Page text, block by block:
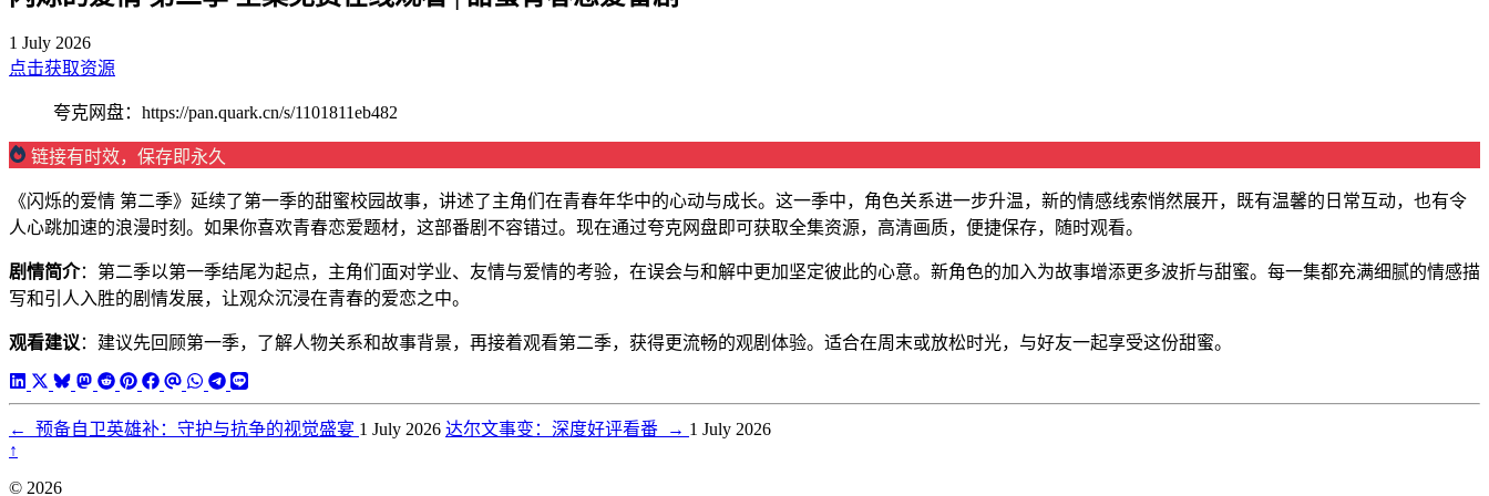
1 July 2026
点击获取资源
夸克网盘：https://pan.quark.cn/s/1101811eb482
链接有时效，保存即永久
《闪烁的爱情 第二季》延续了第一季的甜蜜校园故事，讲述了主角们在青春年华中的心动与成长。这一季中，角色关系进一步升温，新的情感线索悄然展开，既有温馨的日常互动，也有令
人心跳加速的浪漫时刻。如果你喜欢青春恋爱题材，这部番剧不容错过。现在通过夸克网盘即可获取全集资源，高清画质，便捷保存，随时观看。
剧情简介：第二季以第一季结尾为起点，主角们面对学业、友情与爱情的考验，在误会与和解中更加坚定彼此的心意。新角色的加入为故事增添更多波折与甜蜜。每一集都充满细腻的情感描
写和引人入胜的剧情发展，让观众沉浸在青春的爱恋之中。
观看建议：建议先回顾第一季，了解人物关系和故事背景，再接着观看第二季，获得更流畅的观剧体验。适合在周末或放松时光，与好友一起享受这份甜蜜。
← 预备自卫英雄补：守护与抗争的视觉盛宴 1 July 2026 达尔文事变：深度好评看番 → 1 July 2026
↑
© 2026